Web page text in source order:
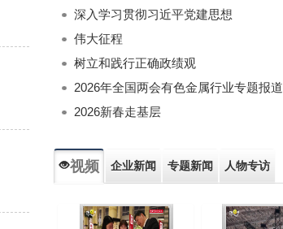
深入学习贯彻习近平党建思想
伟大征程
树立和践行正确政绩观
2026年全国两会有色金属行业专题报道
2026新春走基层
视频 企业新闻 专题新闻 人物专访